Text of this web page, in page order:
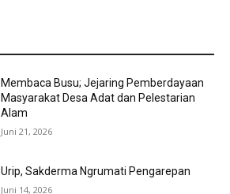
Membaca Busu; Jejaring Pemberdayaan
Masyarakat Desa Adat dan Pelestarian
Alam
Juni 21, 2026
Urip, Sakderma Ngrumati Pengarepan
Juni 14, 2026